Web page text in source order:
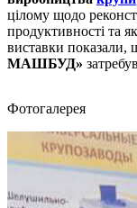
цілому щодо
продуктивності та
виставки показали,
МАШБУД»
Фотогалерея